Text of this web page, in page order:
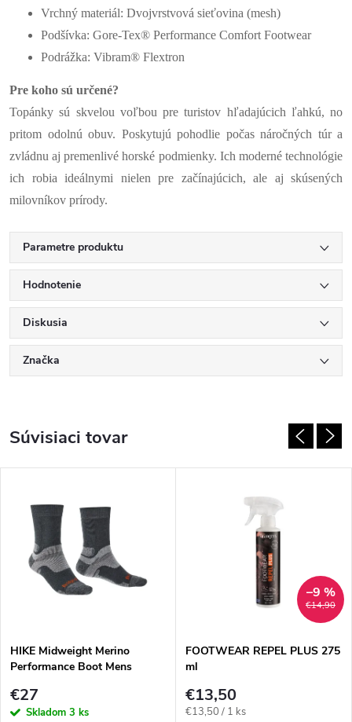
Vrchný materiál: Dvojvrstvová sieťovina (mesh)
Podšívka: Gore-Tex® Performance Comfort Footwear
Podrážka: Vibram® Flextron
Pre koho sú určené?
Topánky sú skvelou voľbou pre turistov hľadajúcich ľahkú, no
pritom odolnú obuv. Poskytujú pohodlie počas náročných túr a
zvládnu aj premenlivé horské podmienky. Ich moderné technológie
ich robia ideálnymi nielen pre začínajúcich, ale aj skúsených
milovníkov prírody.
Parametre produktu
Hodnotenie
Diskusia
Značka
Súvisiaci tovar
HIKE Midweight Merino
Performance Boot Mens
€27
Skladom 3 ks
€14,90
–9 %
FOOTWEAR REPEL PLUS 275
ml
€13,50
Jednotková
€13,50 / 1 ks